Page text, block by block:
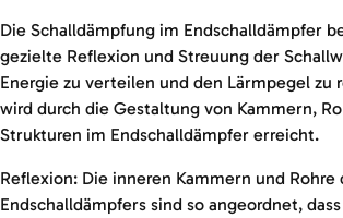
Die Schalldämpfung im Endschalldämpfer
gezielte Reflexion und Streuung der
Energie zu verteilen und den Lärmpegel zu
wird durch die Gestaltung von Kammern,
Strukturen im Endschalldämpfer erreicht.
Reflexion: Die inneren Kammern und Rohre
Endschalldämpfers sind so angeordnet,